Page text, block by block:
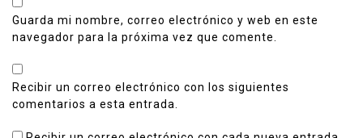
Guarda mi nombre, correo electrónico y web en este
navegador para la próxima vez que comente.
Recibir un correo electrónico con los siguientes
comentarios a esta entrada.